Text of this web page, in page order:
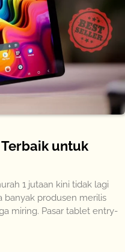
untuk
1 jutaan kini tidak lagi
banyak produsen merilis
miring. Pasar tablet entry-